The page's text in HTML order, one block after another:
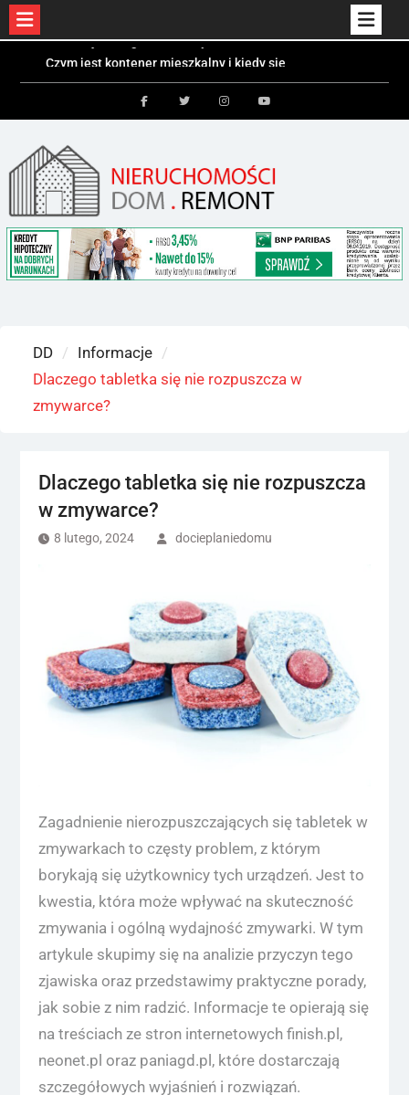
Czym jest kontener mieszkalny i kiedy się
sprawdzi?
Kolektory słoneczne a fotowoltaika – różnice i
zastosowania
Bezpieczeństwo dzieci i zwierząt w ogrodzie –
jakie ogrodzenie wybrać?
DD
Informacje
Dlaczego tabletka się nie rozpuszcza w
zmywarce?
Dlaczego tabletka się nie rozpuszcza
w zmywarce?
8 lutego, 2024 docieplaniedomu
Zagadnienie nierozpuszczających się tabletek w
zmywarkach to częsty problem, z którym
borykają się użytkownicy tych urządzeń. Jest to
kwestia, która może wpływać na skuteczność
zmywania i ogólną wydajność zmywarki. W tym
artykule skupimy się na analizie przyczyn tego
zjawiska oraz przedstawimy praktyczne porady,
jak sobie z nim radzić. Informacje te opierają się
na treściach ze stron internetowych finish.pl,
neonet.pl oraz paniagd.pl, które dostarczają
szczegółowych wyjaśnień i rozwiązań.